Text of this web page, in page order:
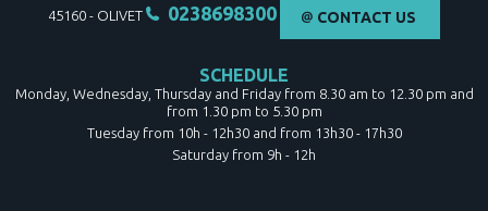
45160 - OLIVET 0238698300 CONTACT US
SCHEDULE
Monday, Wednesday, Thursday and Friday from 8.30 am to 12.30 pm and
from 1.30 pm to 5.30 pm
Tuesday from 10h - 12h30 and from 13h30 - 17h30
Saturday from 9h - 12h